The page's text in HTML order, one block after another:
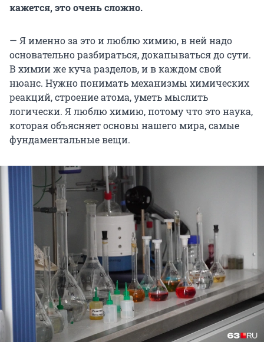
кажется, это очень сложно.
— Я именно за это и люблю химию, в ней надо
основательно разбираться, докапываться до сути.
В химии же куча разделов, и в каждом свой
нюанс. Нужно понимать механизмы химических
реакций, строение атома, уметь мыслить
логически. Я люблю химию, потому что это наука,
которая объясняет основы нашего мира, самые
фундаментальные вещи.